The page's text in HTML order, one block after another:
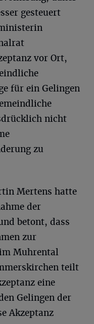
gesteuert
vor Ort,
für ein Gelingen
nicht
zu
Mertens hatte
der
betont, dass
zur
Muhrental
teilt
eine
Gelingen der
Akzeptanz